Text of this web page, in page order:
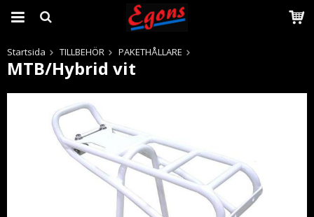
Produkten har blivit tillagd i varukorgen
Startsida TILLBEHÖR PAKETHÅLLARE
MTB/Hybrid vit